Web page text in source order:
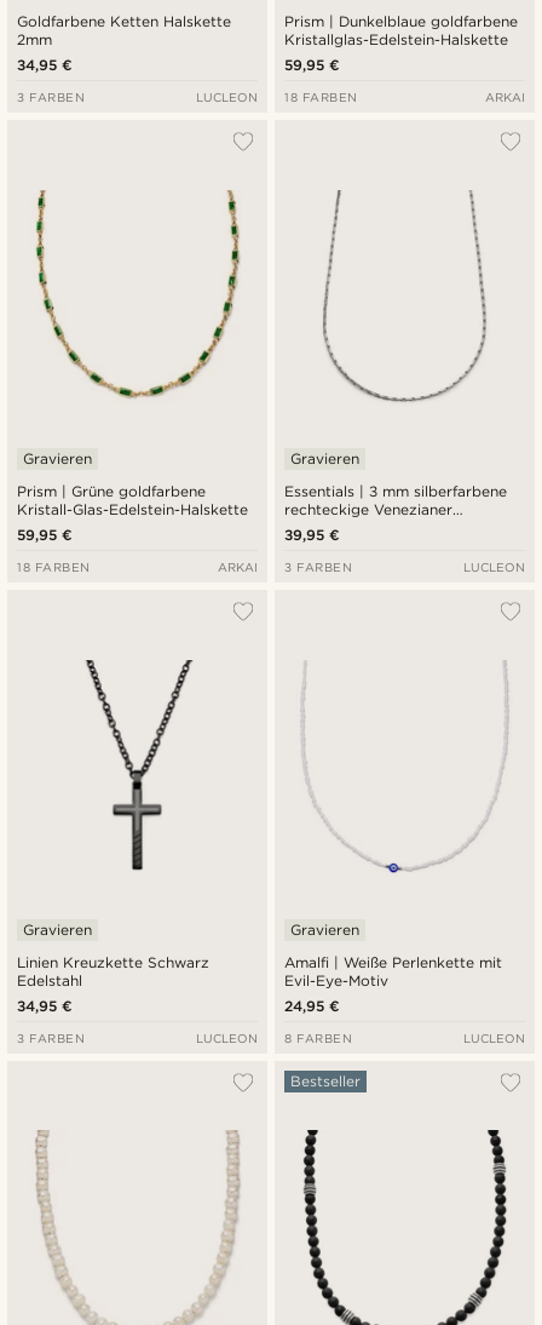
Goldfarbene Ketten Halskette
2mm
34,95 €
3 FARBEN LUCLEON
Prism | Dunkelblaue goldfarbene
Kristallglas-Edelstein-Halskette
59,95 €
18 FARBEN ARKAI
Prism | Grüne goldfarbene
Kristall-Glas-Edelstein-Halskette
Gravieren
59,95 €
18 FARBEN ARKAI
Essentials | 3 mm silberfarbene
rechteckige Venezianer
Halskette
Gravieren
39,95 €
3 FARBEN LUCLEON
Linien Kreuzkette Schwarz
Edelstahl
Gravieren
34,95 €
3 FARBEN LUCLEON
Amalfi | Weiße Perlenkette mit
Evil-Eye-Motiv
Gravieren
24,95 €
8 FARBEN LUCLEON
Bestseller